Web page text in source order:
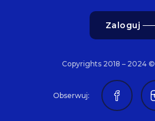
Zaloguj
Copyrights 2018 – 2024 ©
Obserwuj: